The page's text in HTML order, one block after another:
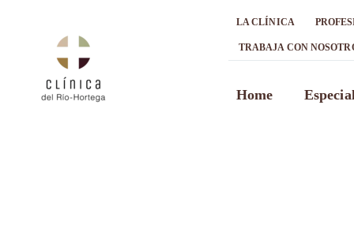
LA CLÍNICA
TRABAJA CON
Home
Abrir barra de herramientas